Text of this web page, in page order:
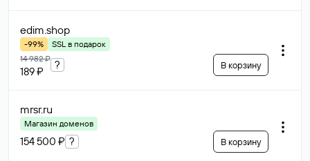
edim.shop
-99%
SSL в подарок
14 982 ₽
189 ₽
? В корзину
mrsr.ru
Магазин доменов
154 500 ₽ ? В корзину